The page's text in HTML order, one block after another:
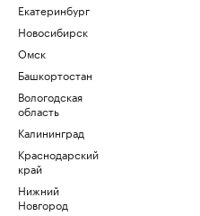
Екатеринбург
Новосибирск
Омск
Башкортостан
Вологодская
область
Калининград
Краснодарский
край
Нижний
Новгород